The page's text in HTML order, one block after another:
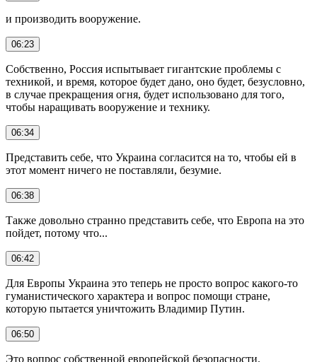
и производить вооружение.
06:23
Собственно, Россия испытывает гигантские проблемы с
техникой, и время, которое будет дано, оно будет, безусловно,
в случае прекращения огня, будет использовано для того,
чтобы наращивать вооружение и технику.
06:34
Представить себе, что Украина согласится на то, чтобы ей в
этот момент ничего не поставляли, безумие.
06:38
Также довольно странно представить себе, что Европа на это
пойдет, потому что...
06:42
Для Европы Украина это теперь не просто вопрос какого-то
гуманистического характера и вопрос помощи стране,
которую пытается уничтожить Владимир Путин.
06:50
Это вопрос собственной европейской безопасности.